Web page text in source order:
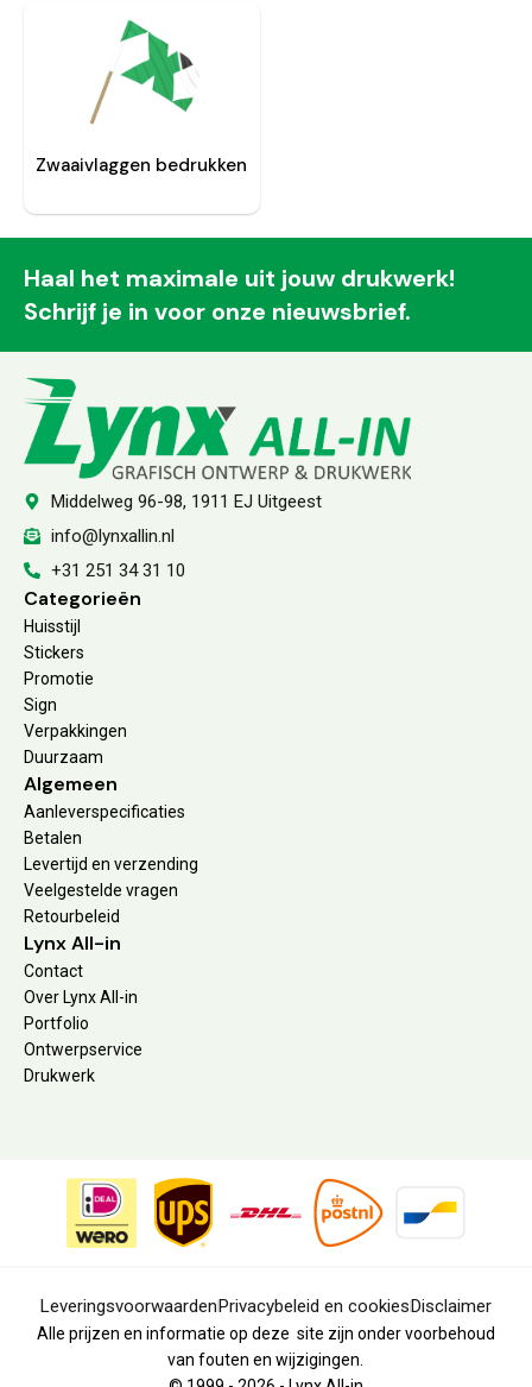
Zwaaivlaggen bedrukken
Haal het maximale uit jouw drukwerk!
Schrijf je in voor onze nieuwsbrief.
Middelweg 96-98, 1911 EJ Uitgeest
info@lynxallin.nl
+31 251 34 31 10
Categorieën
Huisstijl
Stickers
Promotie
Sign
Verpakkingen
Duurzaam
Algemeen
Aanleverspecificaties
Betalen
Levertijd en verzending
Veelgestelde vragen
Retourbeleid
Lynx All-in
Contact
Over Lynx All-in
Portfolio
Ontwerpservice
Drukwerk
LeveringsvoorwaardenPrivacybeleid en cookiesDisclaimer
Alle prijzen en informatie op deze site zijn onder voorbehoud
van fouten en wijzigingen.